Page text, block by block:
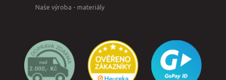
Naše výroba - materiály